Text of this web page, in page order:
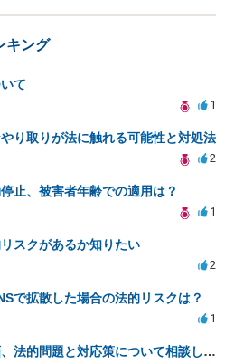
キング
て
1
り取りが法に触れる可能性と対処法
2
止、被害者年齢での適用は？
1
スクがあるか知りたい
2
で拡散した場合の法的リスクは？
1
SNSでの未成年者録画、法的問題と対応策について相談したい